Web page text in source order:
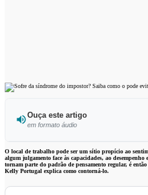
Ouça este artigo
em formato áudio
Ouvir este
O local de trabalho pode ser um sítio propício ao
algum julgamento face às capacidades, ao
tornam parte do padrão de pensamento regular, é
Kelly Portugal explica como contorná-lo.